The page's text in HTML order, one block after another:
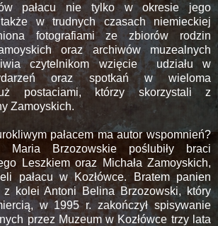
pałacu nie tylko w okresie jego
w trudnych czasach niemieckiej
fotografiami ze zbiorów rodzin
oraz archiwów muzealnych
czytelnikom wzięcie udziału w
oraz spotkań w wieloma
postaciami, którzy skorzystali z
Zamoyskich.
pałacem ma autor wspomnień?
Brzozowskie poślubiły braci
Leszkiem oraz Michała Zamoyskich,
pałacu w Kozłówce. Bratem panien
z kolei Antoni Belina Brzozowski, który
w 1995 r. zakończył spisywanie
przez Muzeum w Kozłówce trzy lata